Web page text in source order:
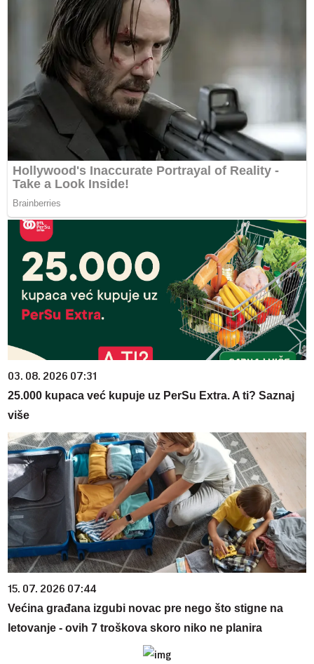
03. 08. 2026 07:31
25.000 kupaca već kupuje uz PerSu Extra. A ti? Saznaj
više
15. 07. 2026 07:44
Većina građana izgubi novac pre nego što stigne na
letovanje - ovih 7 troškova skoro niko ne planira